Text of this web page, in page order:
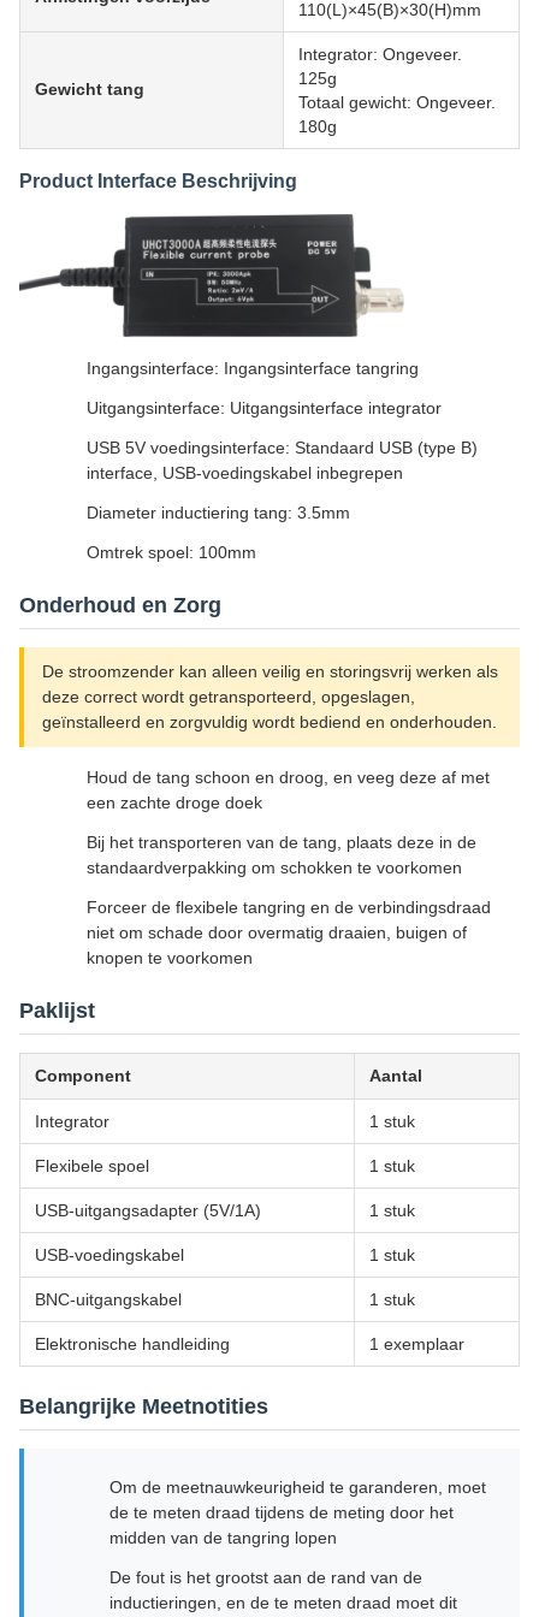
110(L)×45(B)×30(H)mm
Gewicht tang
Integrator: Ongeveer.
125g
Totaal gewicht: Ongeveer.
180g
Product Interface Beschrijving
Ingangsinterface: Ingangsinterface tangring
Uitgangsinterface: Uitgangsinterface integrator
USB 5V voedingsinterface: Standaard USB (type B)
interface, USB-voedingskabel inbegrepen
Diameter inductiering tang: 3.5mm
Omtrek spoel: 100mm
Onderhoud en Zorg
De stroomzender kan alleen veilig en storingsvrij werken als
deze correct wordt getransporteerd, opgeslagen,
geïnstalleerd en zorgvuldig wordt bediend en onderhouden.
Houd de tang schoon en droog, en veeg deze af met
een zachte droge doek
Bij het transporteren van de tang, plaats deze in de
standaardverpakking om schokken te voorkomen
Forceer de flexibele tangring en de verbindingsdraad
niet om schade door overmatig draaien, buigen of
knopen te voorkomen
Paklijst
Component Aantal
Integrator 1 stuk
Flexibele spoel 1 stuk
USB-uitgangsadapter (5V/1A) 1 stuk
USB-voedingskabel 1 stuk
BNC-uitgangskabel 1 stuk
Elektronische handleiding 1 exemplaar
Belangrijke Meetnotities
Om de meetnauwkeurigheid te garanderen, moet
de te meten draad tijdens de meting door het
midden van de tangring lopen
De fout is het grootst aan de rand van de
inductieringen, en de te meten draad moet dit